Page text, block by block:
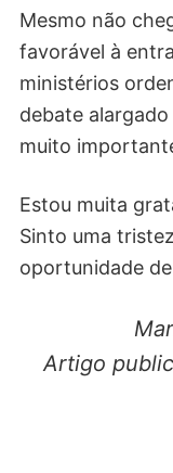
Mesmo não
favorável à
ministérios
debate
muito
Estou muita
Sinto uma
oportunidade
Artigo